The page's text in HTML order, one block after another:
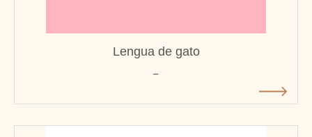
Lengua de gato
-